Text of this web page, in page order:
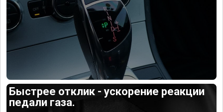
Быстрее отклик - ускорение реакции
педали газа.